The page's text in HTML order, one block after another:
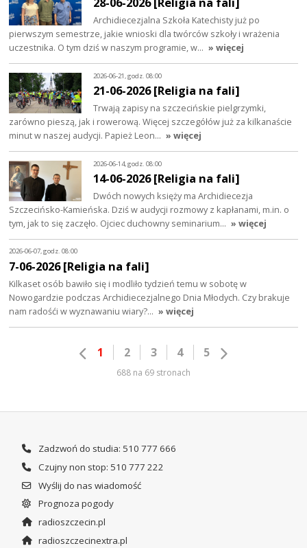
Archidiecezjalna Szkoła Katechisty już po
pierwszym semestrze, jakie wnioski dla twórców szkoły i wrażenia
uczestnika. O tym dziś w naszym programie, w… » więcej
2026-06-21, godz. 08:00
21-06-2026 [Religia na fali]
Trwają zapisy na szczecińskie pielgrzymki,
zarówno pieszą, jak i rowerową. Więcej szczegółów już za kilkanaście
minut w naszej audycji. Papież Leon… » więcej
2026-06-14, godz. 08:00
14-06-2026 [Religia na fali]
Dwóch nowych księży ma Archidiecezja
Szczecińsko-Kamieńska. Dziś w audycji rozmowy z kapłanami, m.in. o
tym, jak to się zaczęło. Ojciec duchowny seminarium… » więcej
2026-06-07, godz. 08:00
7-06-2026 [Religia na fali]
Kilkaset osób bawiło się i modliło tydzień temu w sobotę w
Nowogardzie podczas Archidiecezjalnego Dnia Młodych. Czy brakuje
nam radośći w wyznawaniu wiary?… » więcej
1 2 3 4 5
688 na 69 stronach
Zadzwoń do studia: 510 777 666
Czujny non stop: 510 777 222
Wyślij do nas wiadomość
Prognoza pogody
radioszczecin.pl
radioszczecinextra.pl